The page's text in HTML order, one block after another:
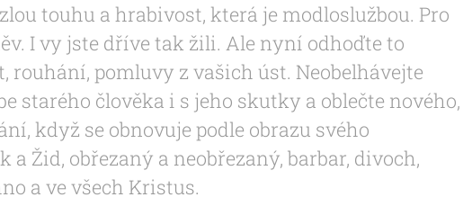
touhu a hrabivost, která je modloslužbou. Pro
I vy jste dříve tak žili. Ale nyní odhoďte to
rouhání, pomluvy z vašich úst. Neobelhávejte
starého člověka i s jeho skutky a oblečte nového,
když se obnovuje podle obrazu svého
a Žid, obřezaný a neobřezaný, barbar, divoch,
a ve všech Kristus.